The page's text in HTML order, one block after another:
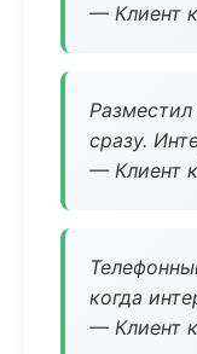
— Клиент
сразу.
— Клиент
когда
— Клиент